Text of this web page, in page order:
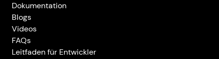
Dokumentation
Blogs
Videos
FAQs
Leitfaden für Entwickler